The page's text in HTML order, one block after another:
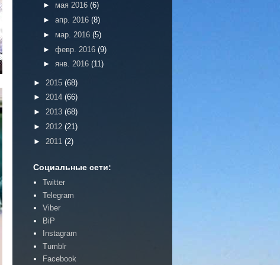
► мая 2016 (6)
► апр. 2016 (8)
► мар. 2016 (5)
► февр. 2016 (9)
► янв. 2016 (11)
► 2015 (68)
► 2014 (66)
► 2013 (68)
► 2012 (21)
► 2011 (2)
Социальные сети:
Twitter
Telegram
Viber
BiP
Instagram
Tumblr
Facebook